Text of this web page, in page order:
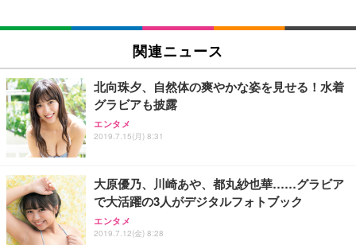
SIHOO B100 オフィスチェア／デスクチェア メッシ
ュチェア 人間工学 疲れない ブラック
￥27,999
Sezlife オフィスチェア デスクチェア 疲れない テレ
ワーク チェア 強化バックレスト 30度ロッキング機
能 人間工学 椅子 腰サポート 90度跳ね上げ式アーム
務用 おしゃれ パソコンチェア (ブラック)
Sezlife オフィスチェア デスクチェア 疲れない テレ
ワーク チェア 強化バックレスト 30度ロッキング機
能 人間工学 椅子 腰サポート 90度跳ね上げ式アーム
EIZO ビジネス向けプレミアムモニター | FlexScan
【純正品】27"ゲーミングモニター DualSense 充電
フック付き（CFI-ZDM1J）
【整備済み品】Dell E2724HS 27インチ 液晶モニタ
ー フルHD（1920×1080）VA 非光沢 HDMI/DisplayP
ort/VGA スピーカー内蔵 高さ調整 スイベル VESA対
Amazonベーシック ペットシーツ 厚型 ワイド 42枚
x2袋(84枚) ホワイト(吸収面:ライトブルー)
￥3,234
ネオ・ルーライフ ネオ・オムツ L 中型犬用 26枚入
り 単品
Smart Basic(スマートベーシック) 【Amazon.co.jp
限定】 Smart Basic アイリスオーヤマ ペットシーツ
超厚型 お徳用 ワイド 100枚入 (x 1) (ケース販売)
関連ニュース
北向珠夕、自然体の爽やかな姿を見せる！水着
グラビアも披露
エンタメ
2019.7.15(月) 8:31
大原優乃、川崎あや、都丸紗也華……グラビア
で大活躍の3人がデジタルフォトブック
エンタメ
2019.7.12(金) 8:28